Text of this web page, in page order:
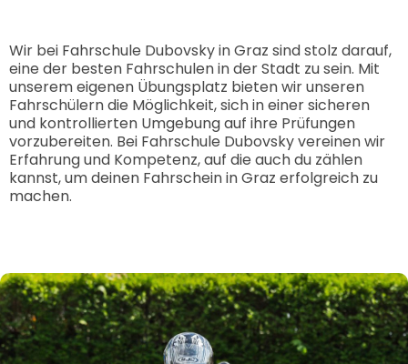
Wir bei Fahrschule Dubovsky in Graz sind stolz darauf,
eine der besten Fahrschulen in der Stadt zu sein. Mit
unserem eigenen Übungsplatz bieten wir unseren
Fahrschülern die Möglichkeit, sich in einer sicheren
und kontrollierten Umgebung auf ihre Prüfungen
vorzubereiten. Bei Fahrschule Dubovsky vereinen wir
Erfahrung und Kompetenz, auf die auch du zählen
kannst, um deinen Fahrschein in Graz erfolgreich zu
machen.